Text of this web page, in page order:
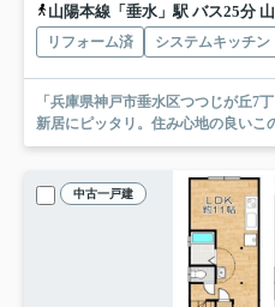
山陽本線「垂水」駅 バス25分 山陽バ
リフォーム済 システムキッチン
「兵庫県神戸市垂水区つつじが丘7
新居にピッタリ。住み心地の良いこ
中古一戸建